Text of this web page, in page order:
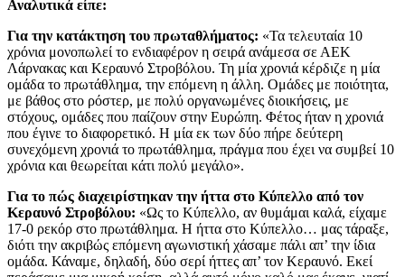
Αναλυτικά είπε:
Για την κατάκτηση του πρωταθλήματος: «Τα τελευταία 10
χρόνια μονοπωλεί το ενδιαφέρον η σειρά ανάμεσα σε ΑΕΚ
Λάρνακας και Κεραυνό Στροβόλου. Τη μία χρονιά κέρδιζε η μία
ομάδα το πρωτάθλημα, την επόμενη η άλλη. Ομάδες με ποιότητα,
με βάθος στο ρόστερ, με πολύ οργανωμένες διοικήσεις, με
στόχους, ομάδες που παίζουν στην Ευρώπη. Φέτος ήταν η χρονιά
που έγινε το διαφορετικό. Η μία εκ των δύο πήρε δεύτερη
συνεχόμενη χρονιά το πρωτάθλημα, πράγμα που έχει να συμβεί 10
χρόνια και θεωρείται κάτι πολύ μεγάλο».
Για το πώς διαχειρίστηκαν την ήττα στο Κύπελλο από τον
Κεραυνό Στροβόλου: «Ως το Κύπελλο, αν θυμάμαι καλά, είχαμε
17-0 ρεκόρ στο πρωτάθλημα. Η ήττα στο Κύπελλο… μας τάραξε,
διότι την ακριβώς επόμενη αγωνιστική χάσαμε πάλι απ’ την ίδια
ομάδα. Κάναμε, δηλαδή, δύο σερί ήττες απ’ τον Κεραυνό. Εκεί